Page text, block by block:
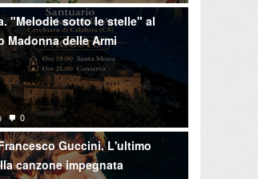
"Melodie sotto le stelle" al
Madonna delle Armi
0
Guccini. L'ultimo
canzone impegnata